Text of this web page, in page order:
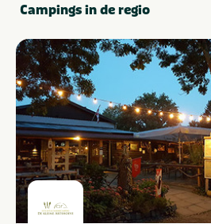
Campings in de regio